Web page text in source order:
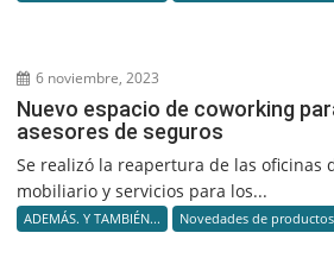
6 noviembre, 2023
Nuevo espacio de coworking
asesores de seguros
Se realizó la reapertura de las oficinas
mobiliario y servicios para los...
ADEMÁS. Y TAMBIÉN... Novedades de